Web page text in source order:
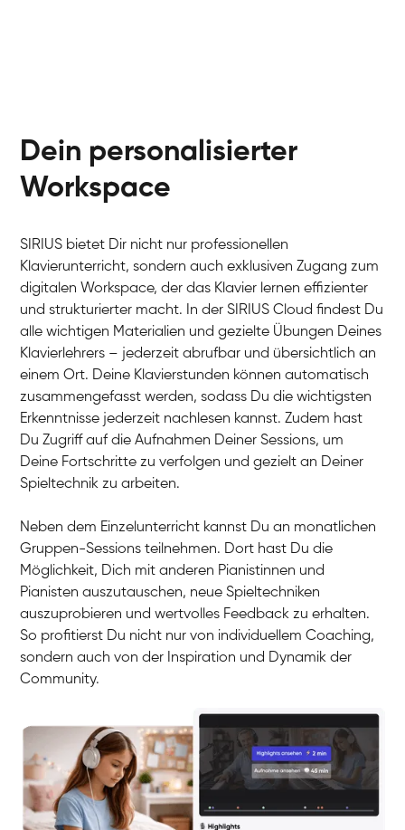
Klavier / Piano / Flügel
Klavier / Piano / Flügel
Hannes
Klavier / Piano / Flügel
Klavier / Piano / Flügel
Yuna
Klavier / Piano / Flügel
Camilla
Dein personalisierter
Workspace
SIRIUS bietet Dir nicht nur professionellen
Klavierunterricht, sondern auch exklusiven Zugang zum
digitalen Workspace, der das Klavier lernen effizienter
und strukturierter macht. In der SIRIUS Cloud findest Du
alle wichtigen Materialien und gezielte Übungen Deines
Klavierlehrers – jederzeit abrufbar und übersichtlich an
einem Ort. Deine Klavierstunden können automatisch
zusammengefasst werden, sodass Du die wichtigsten
Erkenntnisse jederzeit nachlesen kannst. Zudem hast
Du Zugriff auf die Aufnahmen Deiner Sessions, um
Deine Fortschritte zu verfolgen und gezielt an Deiner
Spieltechnik zu arbeiten.
Neben dem Einzelunterricht kannst Du an monatlichen
Gruppen-Sessions teilnehmen. Dort hast Du die
Möglichkeit, Dich mit anderen Pianistinnen und
Pianisten auszutauschen, neue Spieltechniken
auszuprobieren und wertvolles Feedback zu erhalten.
So profitierst Du nicht nur von individuellem Coaching,
sondern auch von der Inspiration und Dynamik der
Community.